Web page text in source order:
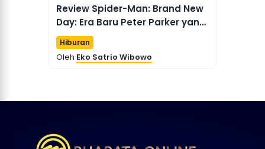
Review Spider-Man: Brand New
Day: Era Baru Peter Parker yang
Menakjubkan dengan Sentuhan
Aksi Legendaris dari Tiongkok
Hiburan
Oleh Eko Satrio Wibowo